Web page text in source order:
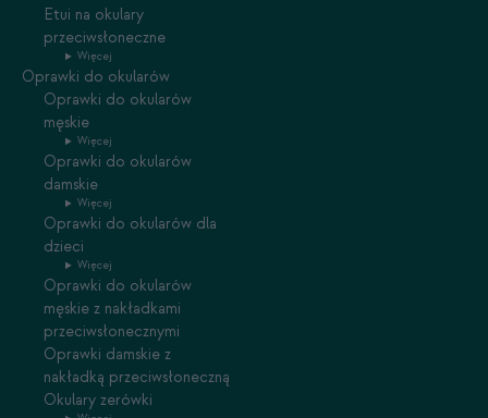
Etui na okulary
przeciwsłoneczne
Więcej
Oprawki do okularów
Oprawki do okularów
męskie
Więcej
Oprawki do okularów
damskie
Więcej
Oprawki do okularów dla
dzieci
Więcej
Oprawki do okularów
męskie z nakładkami
przeciwsłonecznymi
Oprawki damskie z
nakładką przeciwsłoneczną
Okulary zerówki